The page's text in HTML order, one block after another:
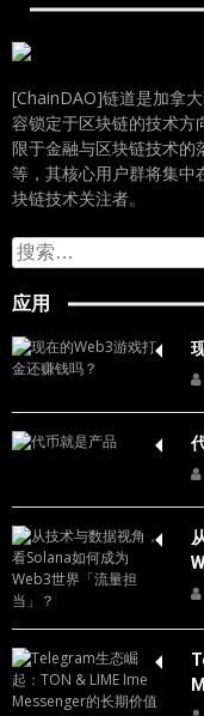
[ChainDAO]链道是加拿
容锁定于区块链的技术方
限于金融与区块链技术的
等，其核心用户群将集中
块链技术关注者。
搜
索：
应用